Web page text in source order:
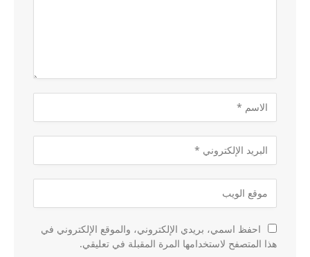
احفظ اسمي، بريدي الإلكتروني، والموقع الإلكتروني في
هذا المتصفح لاستخدامها المرة المقبلة في تعليقي.